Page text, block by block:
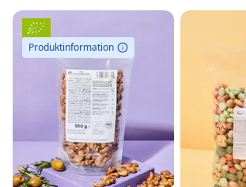
Produktinformation